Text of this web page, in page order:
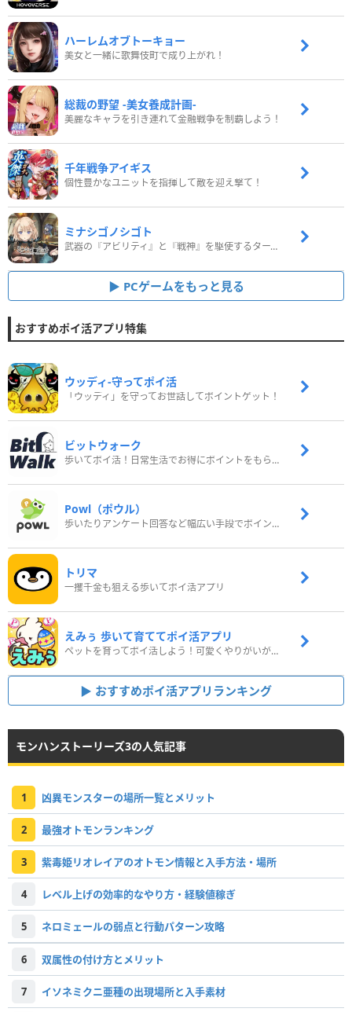
ハーレムオブトーキョー
美女と一緒に歌舞伎町で成り上がれ！
総裁の野望 -美女養成計画-
美麗なキャラを引き連れて金融戦争を制覇しよう！
千年戦争アイギス
個性豊かなユニットを指揮して敵を迎え撃て！
ミナシゴノシゴト
武器の『アビリティ』と『戦神』を駆使するターン制コマンドバトルRPG！
PCゲームをもっと見る
おすすめポイ活アプリ特集
ウッディ‐守ってポイ活
「ウッディ」を守ってお世話してポイントゲット！
ビットウォーク
歩いてポイ活！日常生活でお得にポイントをもらおう
Powl（ポウル）
歩いたりアンケート回答など幅広い手段でポイントをゲット
トリマ
一攫千金も狙える歩いてポイ活アプリ
えみぅ 歩いて育ててポイ活アプリ
ペットを育ってポイ活しよう！可愛くやりがいがある新感覚アプリ
おすすめポイ活アプリランキング
モンハンストーリーズ3の人気記事
1 凶異モンスターの場所一覧とメリット
2 最強オトモンランキング
3 紫毒姫リオレイアのオトモン情報と入手方法・場所
4 レベル上げの効率的なやり方・経験値稼ぎ
5 ネロミェールの弱点と行動パターン攻略
6 双属性の付け方とメリット
7 イソネミクニ亜種の出現場所と入手素材